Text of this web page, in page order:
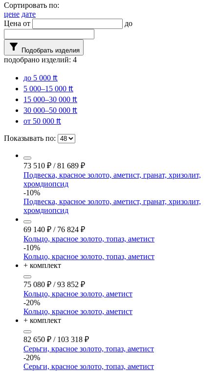
Сортировать по:
цене дате
Цена от
до
filter_alt Подобрать изделия
подобрано изделий: 4
до 5 000 ₶
5 000–15 000 ₶
15 000–30 000 ₶
30 000–50 000 ₶
от 50 000 ₶
Показывать по:
73 510 ₽ / 81 689 ₽
Подвеска, красное золото, аметист, гранат, хризолит,
хромдиопсид
-10%
Подвеска, красное золото, аметист, гранат, хризолит,
хромдиопсид
69 140 ₽ / 76 824 ₽
Кольцо, красное золото, топаз, аметист
-10%
Кольцо, красное золото, топаз, аметист
+ комплект
75 080 ₽ / 93 852 ₽
Кольцо, красное золото, аметист
-20%
Кольцо, красное золото, аметист
+ комплект
82 650 ₽ / 103 318 ₽
Серьги, красное золото, топаз, аметист
-20%
Серьги, красное золото, топаз, аметист